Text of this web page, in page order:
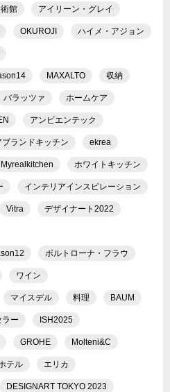
館 アイリーン・グレイ
OKUROJI ハイメ・アジョン
MAXALTO 収納
バラッツァ ホームケア
アンビエンテック
ブランドキッチン ekrea
Myrealkitchen ホワイトキッチン
インテリアインスピレーション
Vitra デザイナート2022
ポルトローナ・フラウ
ワイン
マイスデル 料理 BAUM
ラー ISH2025
GROHE Molteni&C
テル エリカ
DESIGNART TOKYO 2023